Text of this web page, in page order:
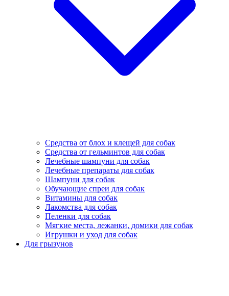
Средства от блох и клещей для собак
Средства от гельминтов для собак
Лечебные шампуни для собак
Лечебные препараты для собак
Шампуни для собак
Обучающие спреи для собак
Витамины для собак
Лакомства для собак
Пеленки для собак
Мягкие места, лежанки, домики для собак
Игрушки и уход для собак
Для грызунов